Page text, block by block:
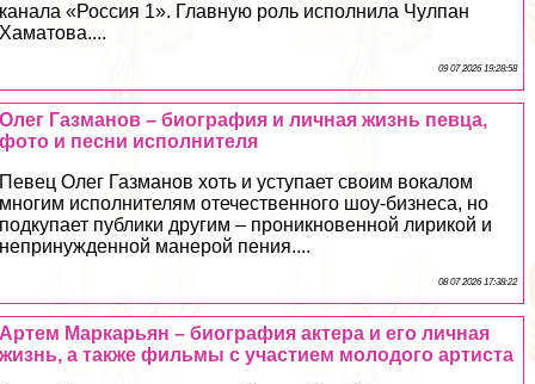
канала «Россия 1». Главную роль исполнила Чулпан
Хаматова....
09 07 2026 19:28:58
Олег Газманов – биография и личная жизнь певца,
фото и песни исполнителя
Певец Олег Газманов хоть и уступает своим вокалом
многим исполнителям отечественного шоу-бизнеса, но
подкупает публики другим – проникновенной лирикой и
непринужденной манерой пения....
08 07 2026 17:38:22
Артем Маркарьян – биография актера и его личная
жизнь, а также фильмы с участием молодого артиста